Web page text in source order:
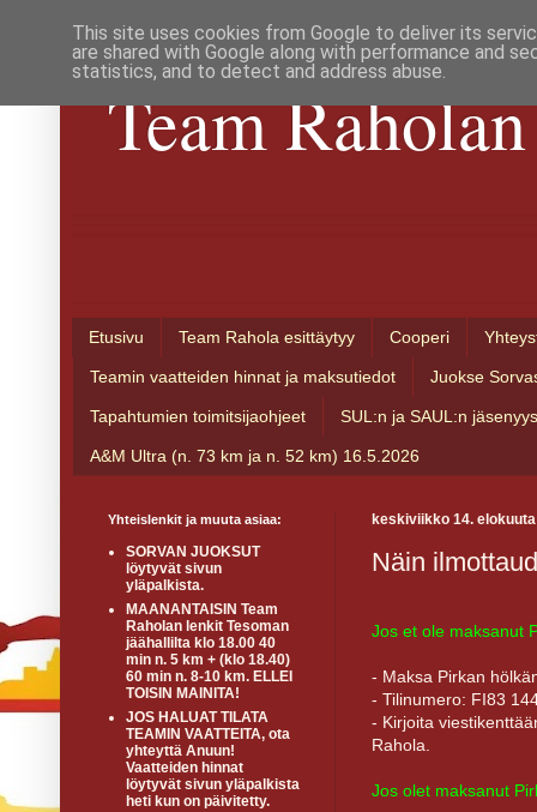
Team
Etusivu Team Rahola esittäytyy Cooperi
Teamin vaatteiden hinnat ja maksutiedot Juokse
Tapahtumien toimitsijaohjeet SUL:n ja SAUL:n jäsenyys
A&M Ultra (n. 73 km ja n. 52 km) 16.5.2026
keskiviikko 14.
Näin
Jos et ole maksanut
- Maksa Pirkan
- Tilinumero: FI83
- Kirjoita
Rahola.
Jos olet maksanut
Yhteislenkit ja muuta asiaa:
SORVAN JUOKSUT
löytyvät sivun
yläpalkista.
MAANANTAISIN Team
Raholan lenkit Tesoman
jäähallilta klo 18.00 40
min n. 5 km + (klo 18.40)
60 min n. 8-10 km. ELLEI
TOISIN MAINITA!
JOS HALUAT TILATA
TEAMIN VAATTEITA, ota
yhteyttä Anuun!
Vaatteiden hinnat
löytyvät sivun yläpalkista
heti kun on päivitetty.
This site uses cookies from Google to deliver its
are shared with Google along with performance and
statistics, and to detect and address abuse.